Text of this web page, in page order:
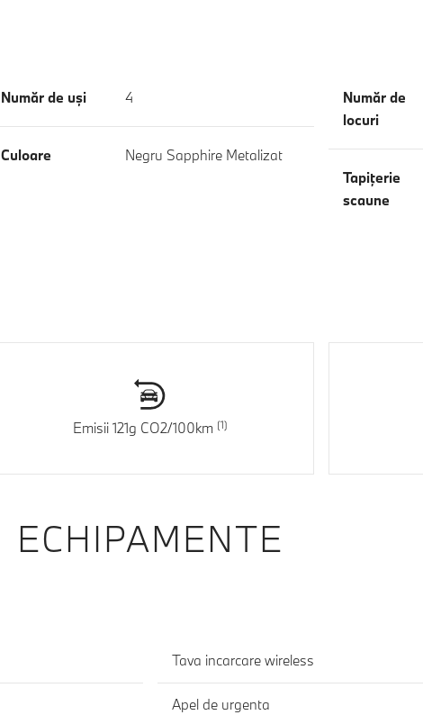
Număr de uşi 4
Culoare Negru Sapphire Metalizat
Număr de
locuri
Tapiţerie
scaune
Emisii 121g CO2/100km
ECHIPAMENTE
Tava incarcare wireless
Apel de urgenta